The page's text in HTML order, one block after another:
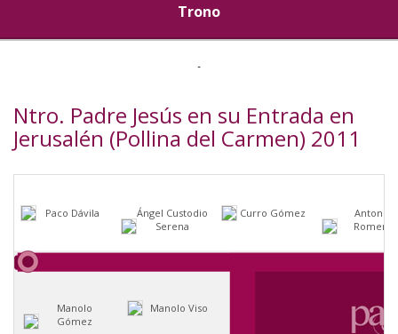
Trono
Ntro. Padre Jesús en su Entrada en
Jerusalén (Pollina del Carmen) 2011
Paco Dávila
Ángel Custodio
Serena
Curro Gómez
Antonio
Romero
Manolo
Gómez
Manolo Viso